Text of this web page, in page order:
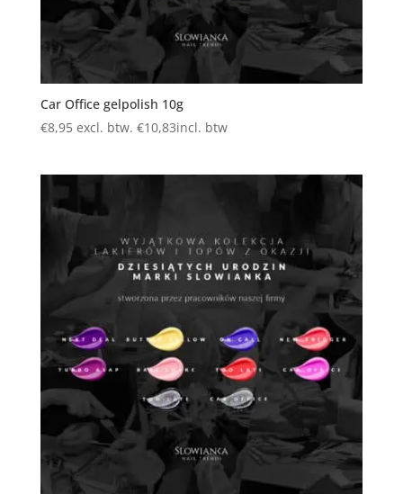
Car Office gelpolish 10g
€8,95 excl. btw. €10,83incl. btw